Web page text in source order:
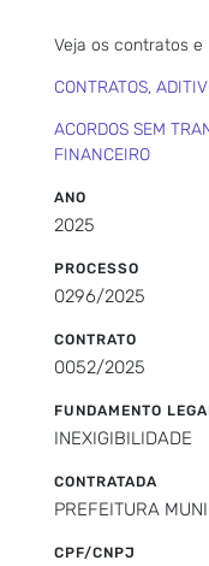
Veja os contratos e
CONTRATOS,
ACORDOS SEM
FINANCEIRO
ANO
2025
PROCESSO
0296/2025
CONTRATO
0052/2025
FUNDAMENTO
INEXIGIBILIDADE
CONTRATADA
PREFEITURA
CPF/CNPJ